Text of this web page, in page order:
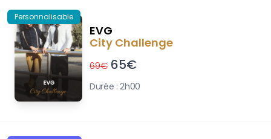
Personnalisable
EVG
City Challenge
69€ 65€
Durée :2h00